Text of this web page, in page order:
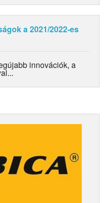
a 2021/2022-es
innovációk, a